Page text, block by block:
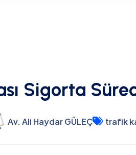
Sigorta
Av. Ali Haydar GÜLEÇ trafik